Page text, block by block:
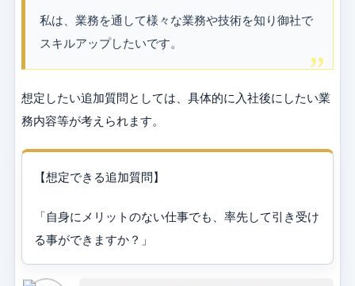
私は、業務を通して様々な業務や技術を知り御社で
スキルアップしたいです。
想定したい追加質問としては、具体的に入社後にしたい業
務内容等が考えられます。
【想定できる追加質問】
「自身にメリットのない仕事でも、率先して引き受け
る事ができますか？」